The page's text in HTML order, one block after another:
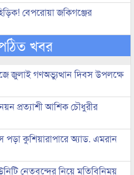
বেপরোয়া জকিগঞ্জের
খবর
জুলাই গণঅভ্যুত্থান দিবস উপলক্ষে
প্রত্যাশী আশিক চৌধুরীর
পড়া কুশিয়ারাপারে অ্যাড. এমরান
নেতৃবৃন্দের নিয়ে মতিবিনিময়